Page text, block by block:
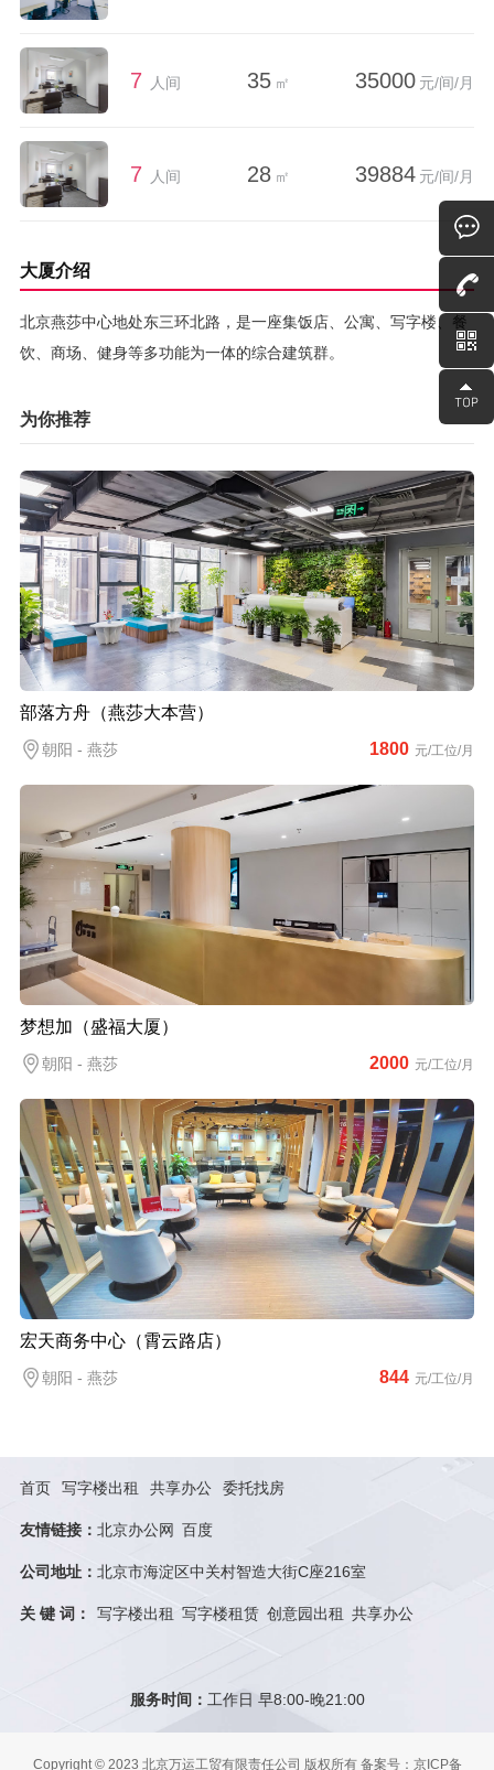
7 人间 35 ㎡ 35000 元/间/月
7 人间 28 ㎡ 39884 元/间/月
大厦介绍
北京燕莎中心地处东三环北路，是一座集饭店、公寓、写字楼、餐
饮、商场、健身等多功能为一体的综合建筑群。
为你推荐
部落方舟（燕莎大本营）
朝阳 - 燕莎 1800 元/工位/月
梦想加（盛福大厦）
朝阳 - 燕莎 2000 元/工位/月
宏天商务中心（霄云路店）
朝阳 - 燕莎 844 元/工位/月
首页 写字楼出租 共享办公 委托找房
友情链接： 北京办公网 百度
公司地址： 北京市海淀区中关村智造大街C座216室
关 键 词： 写字楼出租 写字楼租赁 创意园出租 共享办公
服务时间： 工作日 早8:00-晚21:00
Copyright © 2023 北京万运工贸有限责任公司 版权所有 备案号：京ICP备